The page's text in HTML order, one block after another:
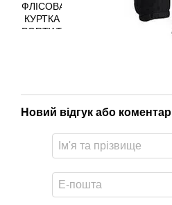
Новий відгук або коментар